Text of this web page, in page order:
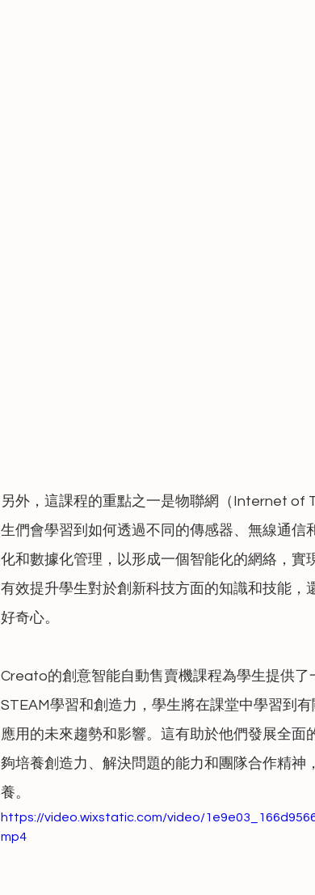
另外，這課程的重點之一是物聯網（Internet of
生們會學習到如何透過不同的傳感器、無線通
化和數據化管理，以形成一個智能化的網絡，
有效提升學生對於創新科技方面的知識和技能，
好奇心。
Creato的創意智能自動售賣機課程為學生提供
STEAM學習和創造力，學生將在課堂中學習到
應用的未來趨勢和影響。這有助於他們發展全
夠培養創造力、解決問題的能力和團隊合作精
養。
https://video.wixstatic.com/video/
mp4